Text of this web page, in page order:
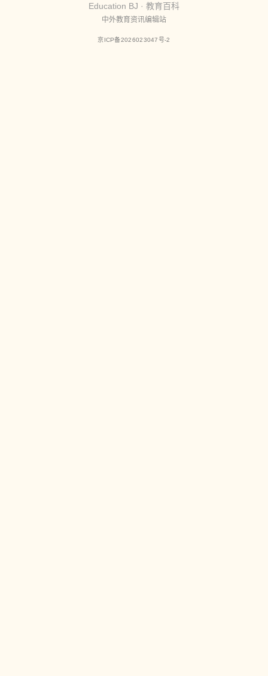
Education BJ · 教育百科
中外教育资讯编辑站
京ICP备2026023047号-2